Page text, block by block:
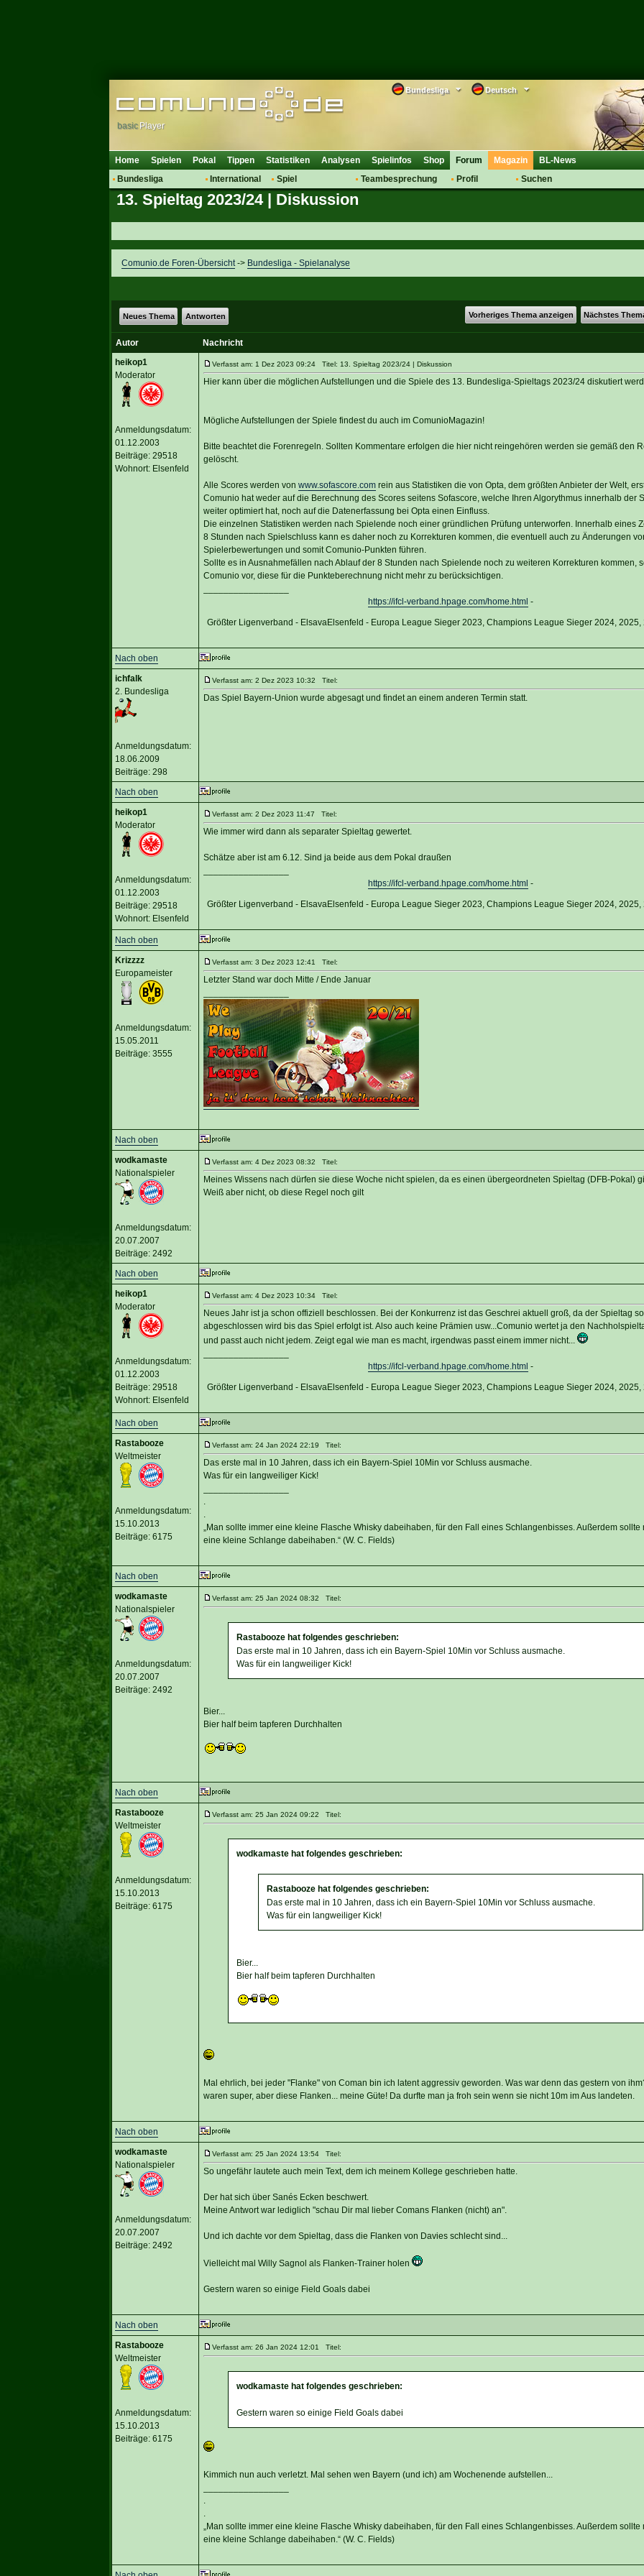
Deutsch
Bundesliga
basic Player
Home Spielen Pokal Tippen Statistiken Analysen Spielinfos Shop
Forum
Bundesliga
Hot News
Vereinsdiskussion
Vereinsfragen
International
Vereine
Spiel
Regeln & Tipps
Teambesprechung
Saisonübergang
Profil
Suchen
Magazin BL-News
13. Spieltag 2023/24 | Diskussion
Comunio.de Foren-Übersicht-> Bundesliga - Spielanalyse
Vorheriges Thema anzeigen Nächstes
Neues Thema Antworten
Autor
Nachricht
heikop1
Moderator
Anmeldungsdatum:
01.12.2003
Beiträge: 29518
Wohnort: Elsenfeld
Verfasst am: 1 Dez 2023 09:24 Titel: 13. Spieltag 2023/24 | Diskussion
Hier kann über die möglichen Aufstellungen und die Spiele des 13. Bundesliga-Spieltags 2023/24 diskutiert
Mögliche Aufstellungen der Spiele findest du auch im ComunioMagazin!
Bitte beachtet die Forenregeln. Sollten Kommentare erfolgen die hier nicht reingehören werden sie gemäß den
gelöscht.
Alle Scores werden von www.sofascore.comrein aus Statistiken die von Opta, dem größten Anbieter der Welt,
Comunio hat weder auf die Berechnung des Scores seitens Sofascore, welche Ihren Algorythmus innerhalb der
weiter optimiert hat, noch auf die Datenerfassung bei Opta einen Einfluss.
Die einzelnen Statistiken werden nach Spielende noch einer gründlichen Prüfung unterworfen. Innerhalb eines
8 Stunden nach Spielschluss kann es daher noch zu Korrekturen kommen, die eventuell auch zu Änderungen
Spielerbewertungen und somit Comunio-Punkten führen.
Sollte es in Ausnahmefällen nach Ablauf der 8 Stunden nach Spielende noch zu weiteren Korrekturen kommen,
Comunio vor, diese für die Punkteberechnung nicht mehr zu berücksichtigen.
https://ifcl-verband.hpage.com/home.html -
Größter Ligenverband - ElsavaElsenfeld - Europa League Sieger 2023, Champions League Sieger 2024,
Nach oben
ichfalk
2. Bundesliga
Anmeldungsdatum:
18.06.2009
Beiträge: 298
Verfasst am: 2 Dez 2023 10:32 Titel:
Das Spiel Bayern-Union wurde abgesagt und findet an einem anderen Termin statt.
Nach oben
heikop1
Moderator
Anmeldungsdatum:
01.12.2003
Beiträge: 29518
Wohnort: Elsenfeld
Verfasst am: 2 Dez 2023 11:47 Titel:
Wie immer wird dann als separater Spieltag gewertet.
Schätze aber ist am 6.12. Sind ja beide aus dem Pokal draußen
https://ifcl-verband.hpage.com/home.html -
Größter Ligenverband - ElsavaElsenfeld - Europa League Sieger 2023, Champions League Sieger 2024,
Nach oben
Krizzzz
Europameister
Anmeldungsdatum:
15.05.2011
Beiträge: 3555
Verfasst am: 3 Dez 2023 12:41 Titel:
Letzter Stand war doch Mitte / Ende Januar
Nach oben
wodkamaste
Nationalspieler
Anmeldungsdatum:
20.07.2007
Beiträge: 2492
Verfasst am: 4 Dez 2023 08:32 Titel:
Meines Wissens nach dürfen sie diese Woche nicht spielen, da es einen übergeordneten Spieltag (DFB-Pokal)
Weiß aber nicht, ob diese Regel noch gilt
Nach oben
heikop1
Moderator
Anmeldungsdatum:
01.12.2003
Beiträge: 29518
Wohnort: Elsenfeld
Verfasst am: 4 Dez 2023 10:34 Titel:
Neues Jahr ist ja schon offiziell beschlossen. Bei der Konkurrenz ist das Geschrei aktuell groß, da der Spieltag
abgeschlossen wird bis das Spiel erfolgt ist. Also auch keine Prämien usw...Comunio wertet ja den
und passt auch nicht jedem. Zeigt egal wie man es macht, irgendwas passt einem immer nicht...
https://ifcl-verband.hpage.com/home.html -
Größter Ligenverband - ElsavaElsenfeld - Europa League Sieger 2023, Champions League Sieger 2024,
Nach oben
Rastabooze
Weltmeister
Anmeldungsdatum:
15.10.2013
Beiträge: 6175
Verfasst am: 24 Jan 2024 22:19 Titel:
Das erste mal in 10 Jahren, dass ich ein Bayern-Spiel 10Min vor Schluss ausmache.
Was für ein langweiliger Kick!
.
.
„Man sollte immer eine kleine Flasche Whisky dabeihaben, für den Fall eines Schlangenbisses. Außerdem sollte
eine kleine Schlange dabeihaben.“ (W. C. Fields)
Nach oben
wodkamaste
Nationalspieler
Anmeldungsdatum:
20.07.2007
Beiträge: 2492
Verfasst am: 25 Jan 2024 08:32 Titel:
Rastabooze hat folgendes geschrieben:
Das erste mal in 10 Jahren, dass ich ein Bayern-Spiel 10Min vor Schluss ausmache.
Was für ein langweiliger Kick!
Bier...
Bier half beim tapferen Durchhalten
Nach oben
Rastabooze
Weltmeister
Anmeldungsdatum:
15.10.2013
Beiträge: 6175
Verfasst am: 25 Jan 2024 09:22 Titel:
wodkamaste hat folgendes geschrieben:
Rastabooze hat folgendes geschrieben:
Das erste mal in 10 Jahren, dass ich ein Bayern-Spiel 10Min vor Schluss ausmache.
Was für ein langweiliger Kick!
Bier...
Bier half beim tapferen Durchhalten
Mal ehrlich, bei jeder "Flanke" von Coman bin ich latent aggressiv geworden. Was war denn das gestern von
waren super, aber diese Flanken... meine Güte! Da durfte man ja froh sein wenn sie nicht 10m im Aus landeten.
Nach oben
wodkamaste
Nationalspieler
Anmeldungsdatum:
20.07.2007
Beiträge: 2492
Verfasst am: 25 Jan 2024 13:54 Titel:
So ungefähr lautete auch mein Text, dem ich meinem Kollege geschrieben hatte.
Der hat sich über Sanés Ecken beschwert.
Meine Antwort war lediglich "schau Dir mal lieber Comans Flanken (nicht) an".
Und ich dachte vor dem Spieltag, dass die Flanken von Davies schlecht sind...
Vielleicht mal Willy Sagnol als Flanken-Trainer holen
Gestern waren so einige Field Goals dabei
Nach oben
Rastabooze
Weltmeister
Anmeldungsdatum:
15.10.2013
Beiträge: 6175
Verfasst am: 26 Jan 2024 12:01 Titel:
wodkamaste hat folgendes geschrieben:
Gestern waren so einige Field Goals dabei
Kimmich nun auch verletzt. Mal sehen wen Bayern (und ich) am Wochenende aufstellen...
.
.
„Man sollte immer eine kleine Flasche Whisky dabeihaben, für den Fall eines Schlangenbisses. Außerdem sollte
eine kleine Schlange dabeihaben.“ (W. C. Fields)